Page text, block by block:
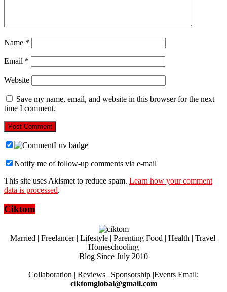
Name *
Email *
Website
Save my name, email, and website in this browser for the next
time I comment.
Notify me of follow-up comments via e-mail
This site uses Akismet to reduce spam. Learn how your comment
data is processed.
Ciktom
Married | Freelancer | Lifestyle | Parenting Food | Health | Travel|
Homeschooling
Blog Since July 2010
Collaboration | Reviews | Sponsorship |Events Email:
ciktomglobal@gmail.com